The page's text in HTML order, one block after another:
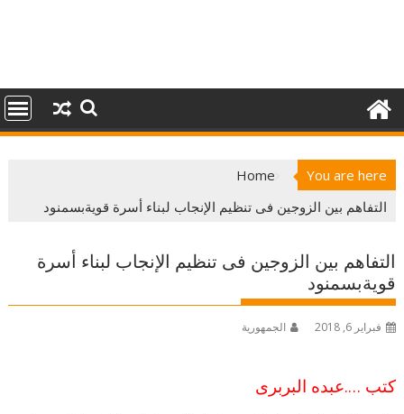
You are here
Home
التفاهم بين الزوجين فى تنظيم الإنجاب لبناء أسرة قويةبسمنود
التفاهم بين الزوجين فى تنظيم الإنجاب لبناء أسرة
قويةبسمنود
فبراير 6, 2018 الجمهورية
كتب ….عبده البربرى